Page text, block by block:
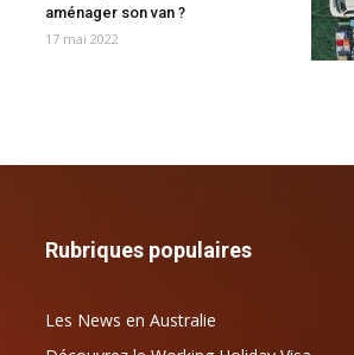
aménager son van ?
17 mai 2022
Rubriques populaires
Les News en Australie